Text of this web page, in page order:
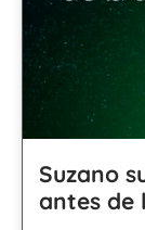
Suzano
antes de